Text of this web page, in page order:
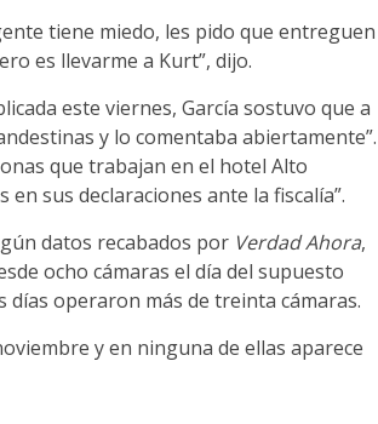
tiene miedo, les pido que entreguen
es llevarme a Kurt”, dijo.
este viernes, García sostuvo que a
y lo comentaba abiertamente”.
que trabajan en el hotel Alto
sus declaraciones ante la fiscalía”.
datos recabados por Verdad Ahora,
ocho cámaras el día del supuesto
operaron más de treinta cámaras.
y en ninguna de ellas aparece